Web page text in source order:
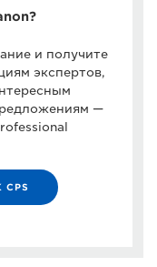
и получите
экспертов,
—